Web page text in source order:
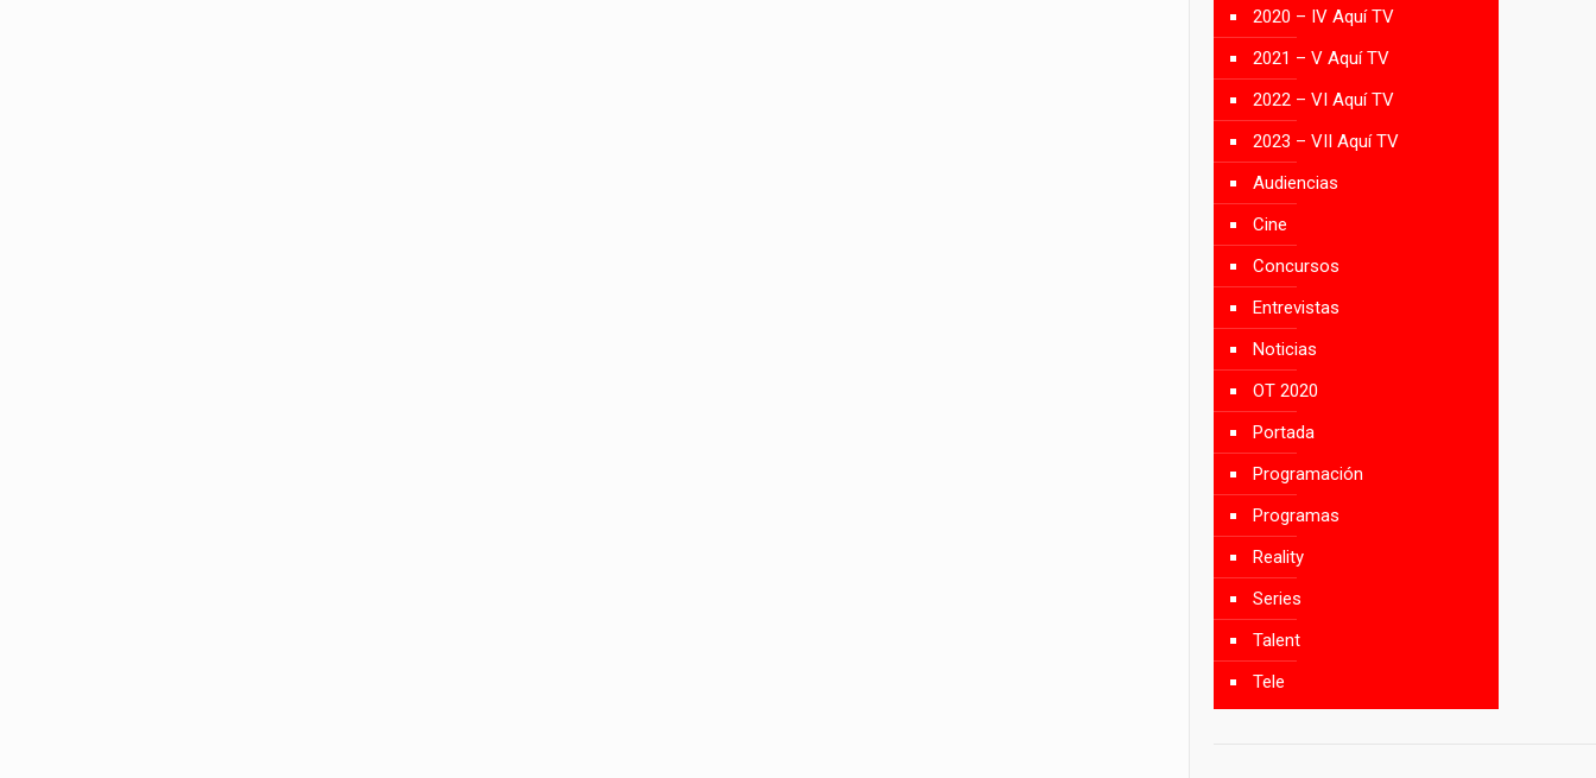
2020 – IV Aquí TV
2021 – V Aquí TV
2022 – VI Aquí TV
2023 – VII Aquí TV
Audiencias
Cine
Concursos
Entrevistas
Noticias
OT 2020
Portada
Programación
Programas
Reality
Series
Talent
Tele